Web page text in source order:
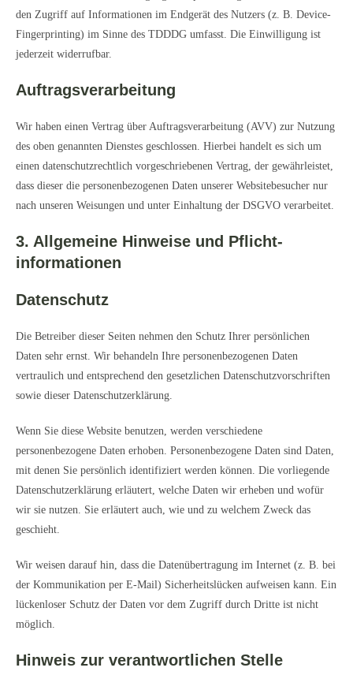
den Zugriff auf Informationen im Endgerät des Nutzers (z. B. Device-
Fingerprinting) im Sinne des TDDDG umfasst. Die Einwilligung ist
jederzeit widerrufbar.
Auftragsverarbeitung
Wir haben einen Vertrag über Auftragsverarbeitung (AVV) zur Nutzung
des oben genannten Dienstes geschlossen. Hierbei handelt es sich um
einen datenschutzrechtlich vorgeschriebenen Vertrag, der gewährleistet,
dass dieser die personenbezogenen Daten unserer Websitebesucher nur
nach unseren Weisungen und unter Einhaltung der DSGVO verarbeitet.
3. Allgemeine Hinweise und Pflicht­
informationen
Datenschutz
Die Betreiber dieser Seiten nehmen den Schutz Ihrer persönlichen
Daten sehr ernst. Wir behandeln Ihre personenbezogenen Daten
vertraulich und entsprechend den gesetzlichen Datenschutzvorschriften
sowie dieser Datenschutzerklärung.
Wenn Sie diese Website benutzen, werden verschiedene
personenbezogene Daten erhoben. Personenbezogene Daten sind Daten,
mit denen Sie persönlich identifiziert werden können. Die vorliegende
Datenschutzerklärung erläutert, welche Daten wir erheben und wofür
wir sie nutzen. Sie erläutert auch, wie und zu welchem Zweck das
geschieht.
Wir weisen darauf hin, dass die Datenübertragung im Internet (z. B. bei
der Kommunikation per E-Mail) Sicherheitslücken aufweisen kann. Ein
lückenloser Schutz der Daten vor dem Zugriff durch Dritte ist nicht
möglich.
Hinweis zur verantwortlichen Stelle